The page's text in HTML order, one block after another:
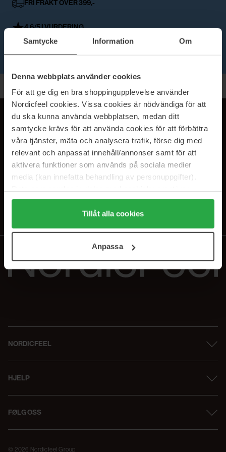
Samtycke Information Om
Denna webbplats använder cookies
För att ge dig en bra shoppingupplevelse använder
Nordicfeel cookies. Vissa cookies är nödvändiga för att
du ska kunna använda webbplatsen, medan ditt
samtycke krävs för att använda cookies för att förbättra
våra tjänster, mäta och analysera trafik, förse dig med
relevant och anpassat innehåll/annonser samt för att
aktivera funktioner som används på sociala medier
media (kan innefatta behandling av personuppgifter).
Genom att trycka på "Tillåt alla cookies" accepterar du
alla cookies, medan du under "Detaljer" kan anpassa
användningen av cookies. Du kan när som helst återkalla
samt vår Integritetspolicy.
Tillåt alla cookies
Anpassa
FRI FRAKT OVER 399,-
4,6/5 I VURDERING
JOIN THE GLOW-UP!
SUBSCRIBE TO OUR
NEWSLETTER
E-postadresse
NORDICFEEL
HJELP
FØLG OSS
© 2026 Nordicfeel Group